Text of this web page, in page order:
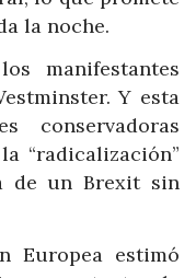
la noche.
manifestantes
Y esta
conservadoras
“radicalización”
de un Brexit sin
Europea estimó